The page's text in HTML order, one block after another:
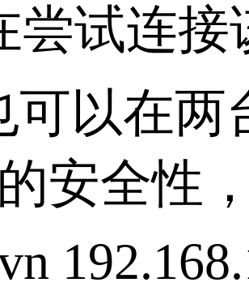
尝试连接
可以在
安全性